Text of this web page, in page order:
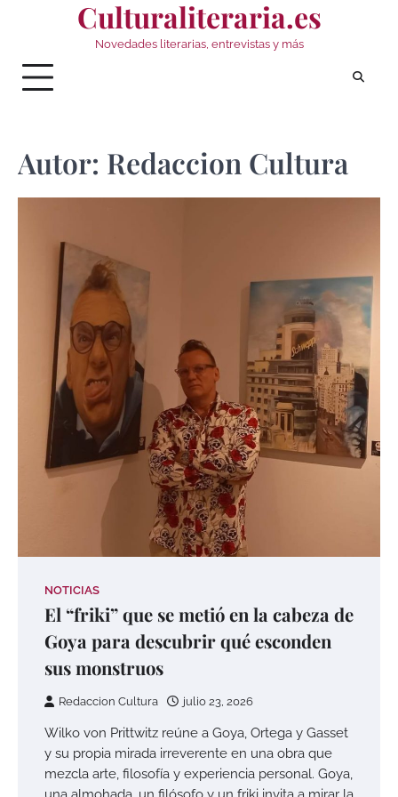
Culturaliteraria.es
Novedades literarias, entrevistas y más
Autor: Redaccion Cultura
NOTICIAS
El “friki” que se metió en la cabeza de
Goya para descubrir qué esconden
sus monstruos
Redaccion Cultura julio 23, 2026
Wilko von Prittwitz reúne a Goya, Ortega y Gasset
y su propia mirada irreverente en una obra que
mezcla arte, filosofía y experiencia personal. Goya,
una almohada, un filósofo y un friki invita a mirar la